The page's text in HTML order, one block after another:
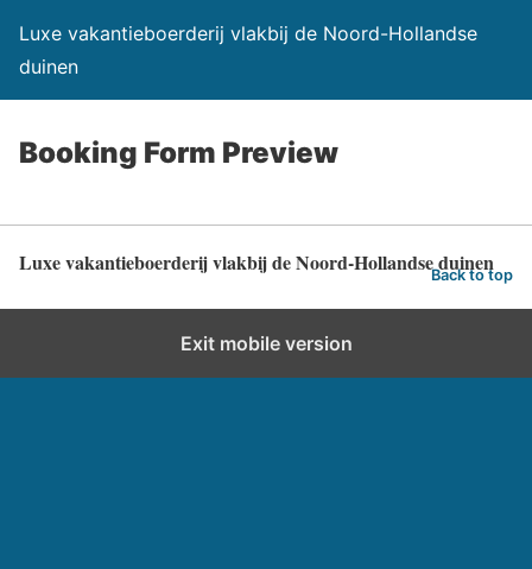
Luxe vakantieboerderij vlakbij de Noord-Hollandse
duinen
Booking Form Preview
Luxe vakantieboerderij vlakbij de Noord-Hollandse duinen
Back to top
Exit mobile version